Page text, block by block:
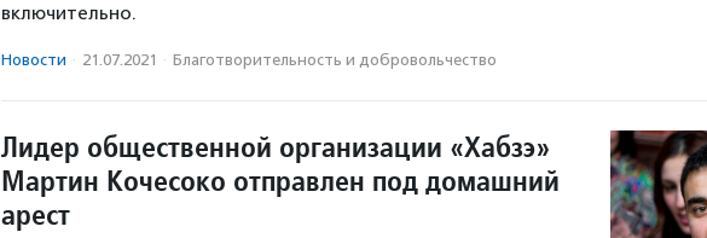
включительно.
Новости · 21.07.2021 · Благотвори­тель­ность и доброволь­чест­во
Лидер общественной организации «Хабзэ»
Мартин Кочесоко отправлен под домашний
арест